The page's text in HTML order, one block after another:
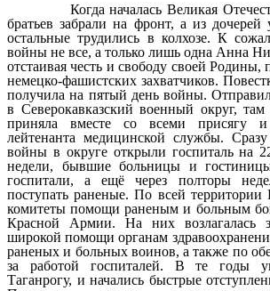
Когда началась Великая
братьев забрали на фронт, а из
остальные трудились в колхозе. К
войны не все, а только лишь одна Анна
отстаивая честь и свободу своей Родины,
немецко-фашистских захватчиков.
получила на пятый день войны.
в Северокавказский военный округ,
приняла вместе со всеми присягу и
лейтенанта медицинской службы.
войны в округе открыли госпиталь на
недели, бывшие больницы и
госпитали, а ещё через полторы
поступать раненые. По всей территории
комитеты помощи раненым и больным
Красной Армии. На них возлагалась
широкой помощи органам
раненых и больных воинов, а также по
за работой госпиталей. В те годы
Таганрогу, и начались быстрые